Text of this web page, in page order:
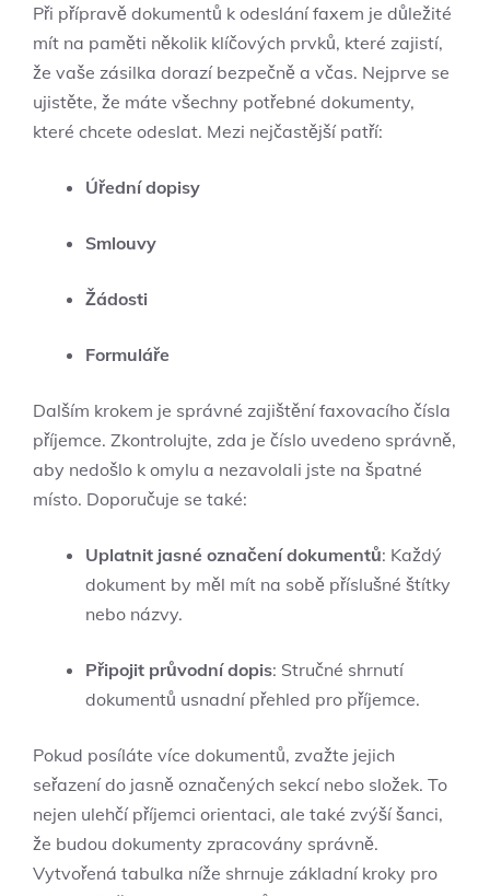
Při přípravě dokumentů k odeslání faxem je důležité
mít na paměti několik klíčových prvků, které zajistí,
že vaše zásilka dorazí bezpečně a včas. Nejprve se
ujistěte, že máte všechny potřebné dokumenty,
které chcete odeslat. Mezi nejčastější patří:
Úřední dopisy
Smlouvy
Žádosti
Formuláře
Dalším krokem je správné zajištění faxovacího čísla
příjemce. Zkontrolujte, zda je číslo uvedeno správně,
aby nedošlo k omylu a nezavolali jste na špatné
místo. Doporučuje se také:
Uplatnit jasné označení dokumentů: Každý
dokument by měl mít na sobě příslušné štítky
nebo názvy.
Připojit průvodní dopis: Stručné shrnutí
dokumentů usnadní přehled pro příjemce.
Pokud posíláte více dokumentů, zvažte jejich
seřazení do jasně označených sekcí nebo složek. To
nejen ulehčí příjemci orientaci, ale také zvýší šanci,
že budou dokumenty zpracovány správně.
Vytvořená tabulka níže shrnuje základní kroky pro